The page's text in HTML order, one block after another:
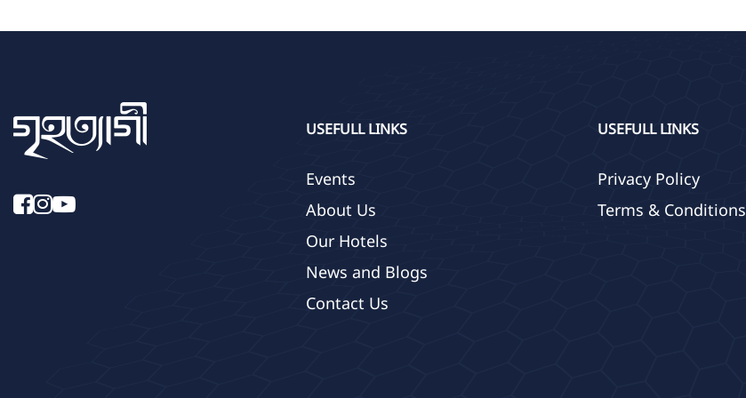
USEFULL LINKS
Events
About Us
Our Hotels
News and Blogs
Contact Us
USEFULL LINKS
Privacy Policy
Terms & Conditions